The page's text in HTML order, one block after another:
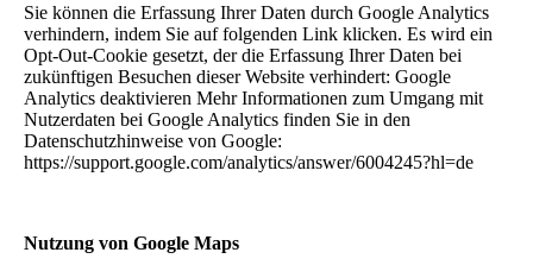
Sie können die Erfassung Ihrer Daten durch Google Analytics
verhindern, indem Sie auf folgenden Link klicken. Es wird ein
Opt-Out-Cookie gesetzt, der die Erfassung Ihrer Daten bei
zukünftigen Besuchen dieser Website verhindert: Google
Analytics deaktivieren Mehr Informationen zum Umgang mit
Nutzerdaten bei Google Analytics finden Sie in den
Datenschutzhinweise von Google:
https://support.google.com/analytics/answer/6004245?hl=de
Nutzung von Google Maps